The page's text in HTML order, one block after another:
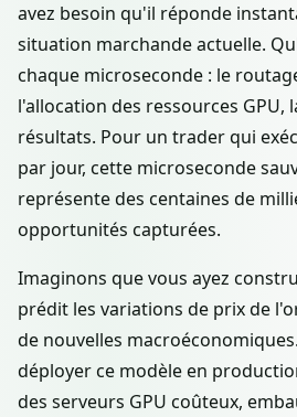
avez besoin qu'il réponde
situation marchande actuelle.
chaque microseconde : le
l'allocation des ressources GPU,
résultats. Pour un trader qui
par jour, cette microseconde
représente des centaines de
opportunités capturées.
Imaginons que vous ayez
prédit les variations de prix de
de nouvelles
déployer ce modèle en
des serveurs GPU coûteux,